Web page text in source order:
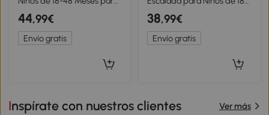
Cultivar Habilidades de
Equilibrio y Coordinación
82x66x71 cm Natural
44,99€
Envío gratis
48 Meses Balancín para
Bebés Carga 50 kg
68x42x36 cm Natural
38,99€
Envío gratis
Inspírate con nuestros clientes Ver más